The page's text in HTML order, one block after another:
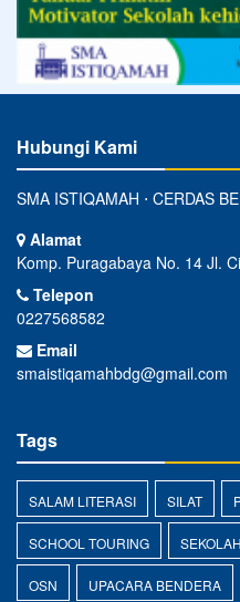
Hubungi Kami
SMA ISTIQAMAH ⋅ CERDAS
Alamat
Komp. Puragabaya No. 14 Jl.
Telepon
0227568582
Email
smaistiqamahbdg@gmail.com
Tags
SALAM LITERASI SILAT
SCHOOL TOURING
OSN UPACARA BENDERA